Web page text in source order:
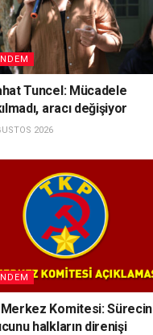
Tuncel: Mücadele
aracı değişiyor
2026
Komitesi: Sürecin
halkların direnişi